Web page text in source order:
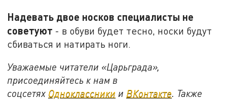
Надевать двое носков специалисты не
советуют - в обуви будет тесно, носки будут
сбиваться и натирать ноги.
Уважаемые читатели «Царьграда»,
присоединяйтесь к нам в
соцсетях Одноклассники и ВКонтакте. Также